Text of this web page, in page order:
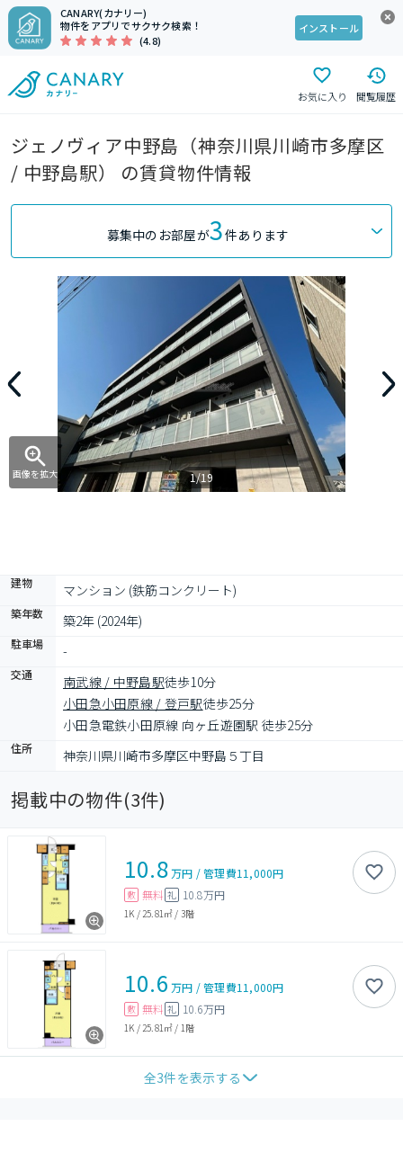
CANARY(カナリー)
物件をアプリでサクサク検索！
(4.8)
インストール
お気に入り 閲覧履歴
ジェノヴィア中野島（神奈川県川崎市多摩区
/ 中野島駅） の賃貸物件情報
募集中のお部屋が3件あります
画像を拡大 1/19
建物 マンション (鉄筋コンクリート)
築年数 築2年 (2024年)
駐車場 -
交通 南武線 / 中野島駅徒歩10分
小田急小田原線 / 登戸駅徒歩25分
小田急電鉄小田原線 向ヶ丘遊園駅 徒歩25分
住所 神奈川県川崎市多摩区中野島５丁目
掲載中の物件(3件)
10.8万円 /管理費11,000円
敷 無料 礼 10.8万円
1K / 25.81㎡ / 3階
10.6 万円 /管理費11,000円
敷 無料 礼 10.6万円
1K / 25.81㎡ / 1階
全3件を表示する